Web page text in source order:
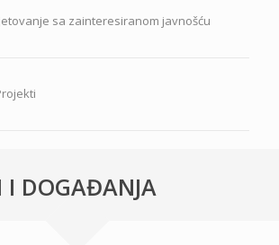
sa zainteresiranom javnošću
I DOGAĐANJA